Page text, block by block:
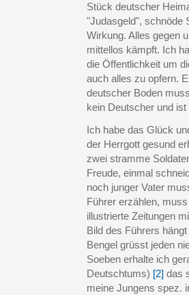
Stück deutscher
"Judasgeld", schnöde
Wirkung. Alles gegen
mittellos kämpft. Ich
die Öffentlichkeit um
auch alles zu opfern.
deutscher Boden
kein Deutscher und
Ich habe das Glück
der Herrgott gesund
zwei stramme
Freude, einmal
noch junger Vater
Führer erzählen,
illustrierte Zeitungen
Bild des Führers
Bengel grüsst jeden
Soeben erhalte ich
Deutschtums) [2] das
meine Jungens spez.